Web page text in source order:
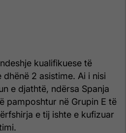
kualifikuese të
dhënë 2 asistime. Ai i nisi
e djathtë, ndërsa Spanja
pamposhtur në Grupin E të
e tij ishte e kufizuar